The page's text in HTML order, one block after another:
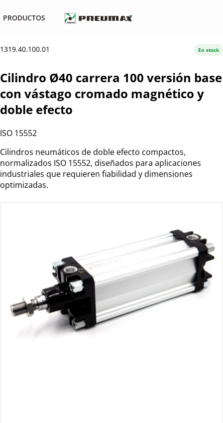
PRODUCTOS
1319.40.100.01
Cilindro Ø40 carrera 100 versión base
con vástago cromado magnético y
doble efecto
ISO 15552
Cilindros neumáticos de doble efecto compactos,
normalizados ISO 15552, diseñados para aplicaciones
industriales que requieren fiabilidad y dimensiones
optimizadas.
En stock